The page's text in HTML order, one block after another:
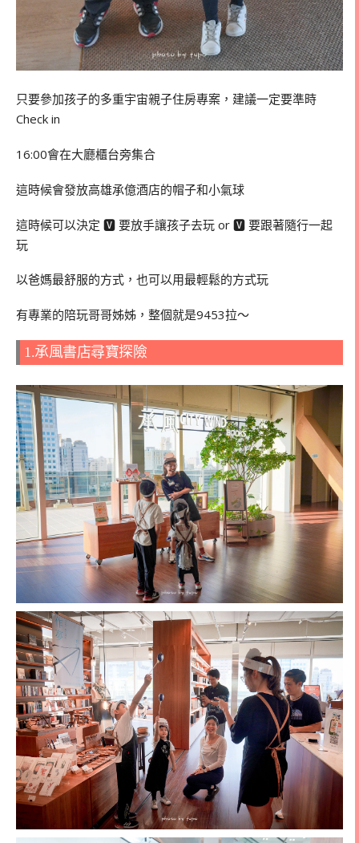
只要參加孩子的多重宇宙親子住房專案，建議一定要準時
Check in
16:00會在大廳櫃台旁集合
這時候會發放高雄承億酒店的帽子和小氣球
這時候可以決定 🆅 要放手讓孩子去玩 or 🆅 要跟著隨行一起
玩
以爸媽最舒服的方式，也可以用最輕鬆的方式玩
有專業的陪玩哥哥姊姊，整個就是9453拉～
1.承風書店尋寶探險